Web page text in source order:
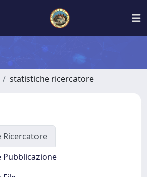
statistiche ricercatore
Ricercatore
Pubblicazione